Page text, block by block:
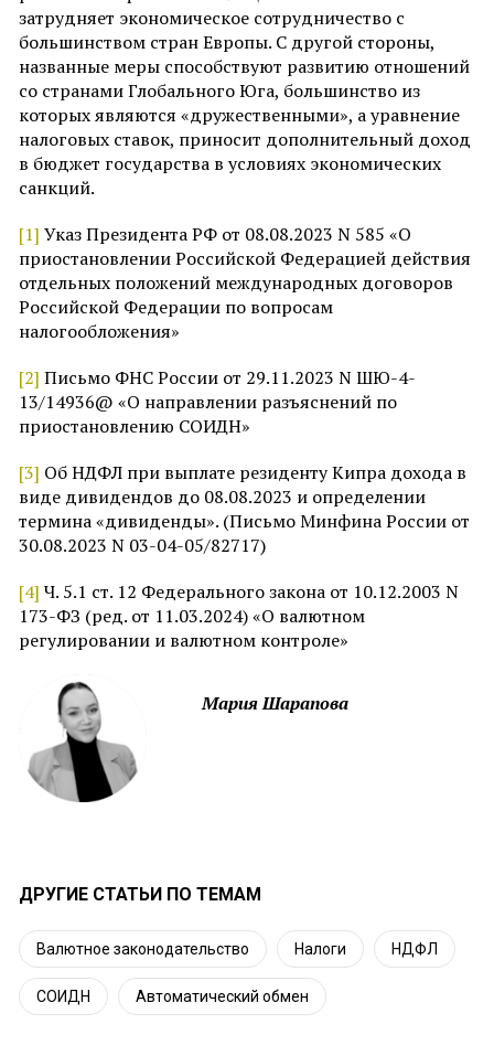
затрудняет экономическое сотрудничество с
большинством стран Европы. С другой стороны,
названные меры способствуют развитию отношений
со странами Глобального Юга, большинство из
которых являются «дружественными», а уравнение
налоговых ставок, приносит дополнительный доход
в бюджет государства в условиях экономических
санкций.
[1] Указ Президента РФ от 08.08.2023 N 585 «О
приостановлении Российской Федерацией действия
отдельных положений международных договоров
Российской Федерации по вопросам
налогообложения»
[2] Письмо ФНС России от 29.11.2023 N ШЮ-4-
13/14936@ «О направлении разъяснений по
приостановлению СОИДН»
[3] Об НДФЛ при выплате резиденту Кипра дохода в
виде дивидендов до 08.08.2023 и определении
термина «дивиденды». (Письмо Минфина России от
30.08.2023 N 03-04-05/82717)
[4] Ч. 5.1 ст. 12 Федерального закона от 10.12.2003 N
173-ФЗ (ред. от 11.03.2024) «О валютном
регулировании и валютном контроле»
Мария Шарапова
ДРУГИЕ СТАТЬИ ПО ТЕМАМ
Валютное законодательство Налоги НДФЛ
СОИДН Автоматический обмен